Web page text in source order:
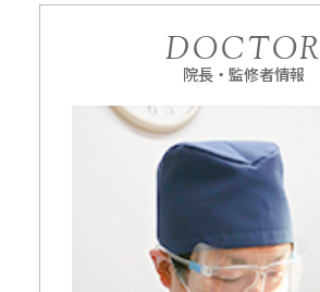
DOCTOR
院長・監修者情報